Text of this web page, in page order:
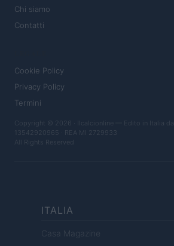
Chi siamo
Contatti
Cookie Policy
Privacy Policy
Termini
Copyright © 2026 · Ilcalcionline — Edito in Italia da
13542920965 · REA MI 2729933
All Rights Reserved
ITALIA
Casa Magazine